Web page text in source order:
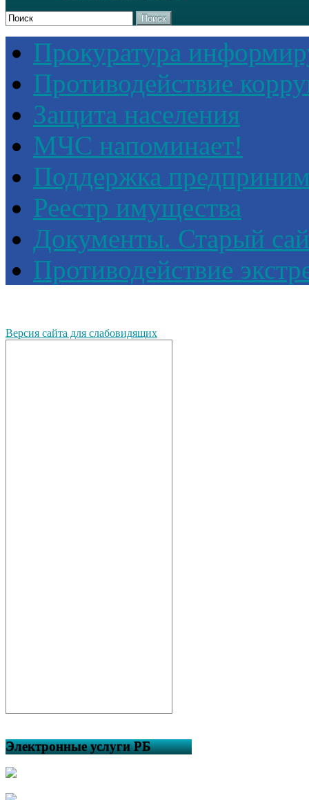
Поиск
Прокуратура
Противодействие
Защита населения
МЧС напоминает!
Поддержка
Реестр имущества
Документы. Старый
Противодействие
Версия сайта для слабовидящих
Электронные услуги РБ